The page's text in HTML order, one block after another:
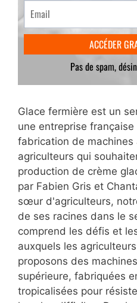
Glace fermière est un
une entreprise
fabrication de machines
agriculteurs qui
production de crème
par Fabien Gris et
sœur d'agriculteurs,
de ses racines dans le
comprend les défis et
auxquels les
proposons des
supérieure, fabriquées
tropicalisées pour